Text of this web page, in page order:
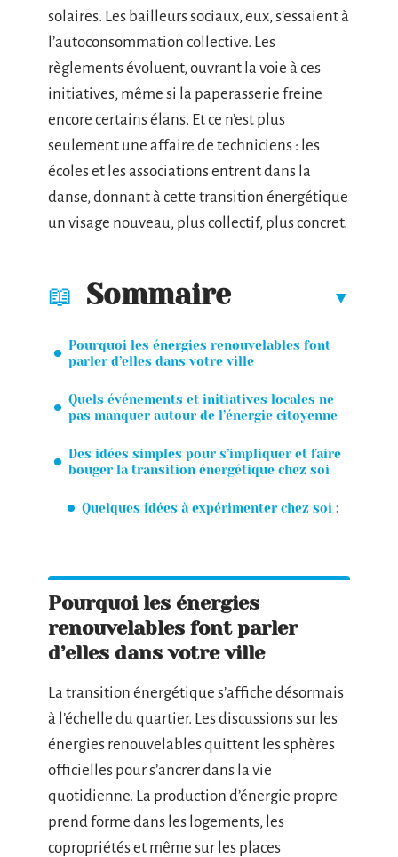
solaires. Les bailleurs sociaux, eux, s’essaient à
l’autoconsommation collective. Les
règlements évoluent, ouvrant la voie à ces
initiatives, même si la paperasserie freine
encore certains élans. Et ce n’est plus
seulement une affaire de techniciens : les
écoles et les associations entrent dans la
danse, donnant à cette transition énergétique
un visage nouveau, plus collectif, plus concret.
Sommaire
Pourquoi les énergies renouvelables font
parler d’elles dans votre ville
Quels événements et initiatives locales ne
pas manquer autour de l’énergie citoyenne
Des idées simples pour s’impliquer et faire
bouger la transition énergétique chez soi
Quelques idées à expérimenter chez soi :
Pourquoi les énergies
renouvelables font parler
d’elles dans votre ville
La transition énergétique s’affiche désormais
à l’échelle du quartier. Les discussions sur les
énergies renouvelables quittent les sphères
officielles pour s’ancrer dans la vie
quotidienne. La production d’énergie propre
prend forme dans les logements, les
copropriétés et même sur les places